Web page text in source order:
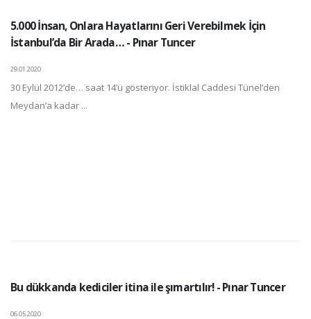
5.000 İnsan, Onlara Hayatlarını Geri Verebilmek İçin
İstanbul’da Bir Arada… - Pınar Tuncer
29.01.2020
30 Eylül 2012’de… saat 14’ü gösteriyor. İstiklal Caddesi Tünel’den
Meydan’a kadar ...
Bu dükkanda kediciler itina ile şımartılır! - Pınar Tuncer
06.05.2020